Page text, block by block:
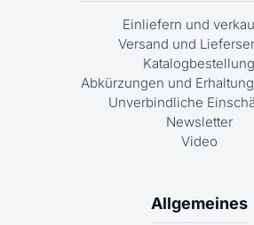
Einliefern und
Versand und
Katalogbestellung
Abkürzungen und
Unverbindliche
Newsletter
Video
Allgemeines